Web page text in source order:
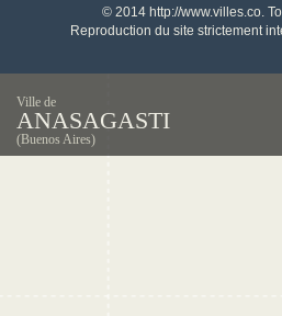
© 2014 http://www.villes.co.
Reproduction du site strictement
Ville de
ANASAGASTI
(Buenos Aires)